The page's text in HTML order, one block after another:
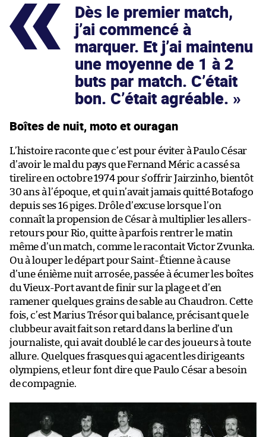
Dès le premier match,
j’ai commencé à
marquer. Et j’ai maintenu
une moyenne de 1 à 2
buts par match. C’était
bon. C’était agréable.
Boîtes de nuit, moto et ouragan
L’histoire raconte que c’est pour éviter à Paulo César
d’avoir le mal du pays que Fernand Méric a cassé sa
tirelire en octobre 1974 pour s’offrir Jairzinho, bientôt
30 ans à l’époque, et qui n’avait jamais quitté Botafogo
depuis ses 16 piges. Drôle d’excuse lorsque l’on
connaît la propension de César à multiplier les allers-
retours pour Rio, quitte à parfois rentrer le matin
même d’un match, comme le racontait Victor Zvunka.
Ou à louper le départ pour Saint-Étienne à cause
d’une énième nuit arrosée, passée à écumer les boîtes
du Vieux-Port avant de finir sur la plage et d’en
ramener quelques grains de sable au Chaudron. Cette
fois, c’est Marius Trésor qui balance, précisant que le
clubbeur avait fait son retard dans la berline d’un
journaliste, qui avait doublé le car des joueurs à toute
allure. Quelques frasques qui agacent les dirigeants
olympiens, et leur font dire que Paulo César a besoin
de compagnie.